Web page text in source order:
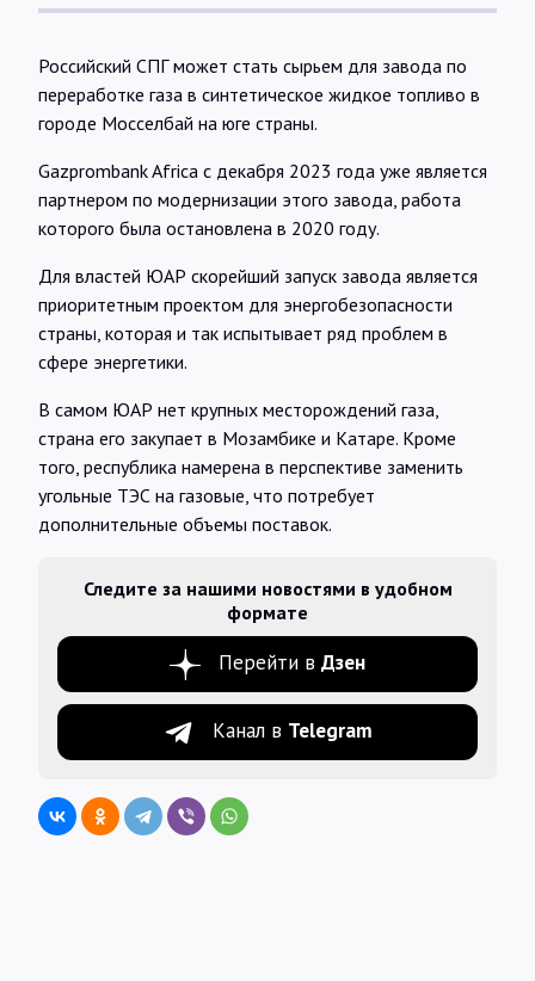
Российский СПГ может стать сырьем для завода по
переработке газа в синтетическое жидкое топливо в
городе Мосселбай на юге страны.
Gazprombank Africa с декабря 2023 года уже является
партнером по модернизации этого завода, работа
которого была остановлена в 2020 году.
Для властей ЮАР скорейший запуск завода является
приоритетным проектом для энергобезопасности
страны, которая и так испытывает ряд проблем в
сфере энергетики.
В самом ЮАР нет крупных месторождений газа,
страна его закупает в Мозамбике и Катаре. Кроме
того, республика намерена в перспективе заменить
угольные ТЭС на газовые, что потребует
дополнительные объемы поставок.
Следите за нашими новостями в удобном
формате
Перейти в Дзен
Канал в Telegram